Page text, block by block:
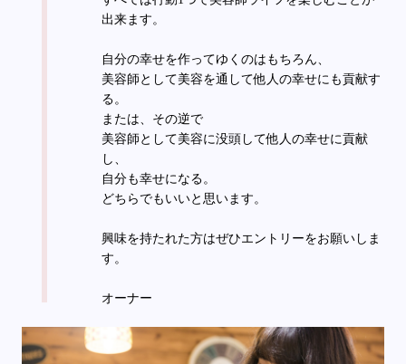
出来ます。
自分の幸せを作ってゆくのはもちろん、
美容師として美容を通して他人の幸せにも貢献す
る。
または、その逆で
美容師として美容に没頭して他人の幸せに貢献
し、
自分も幸せになる。
どちらでもいいと思います。
興味を持たれた方はぜひエントリーをお願いしま
す。
オーナー